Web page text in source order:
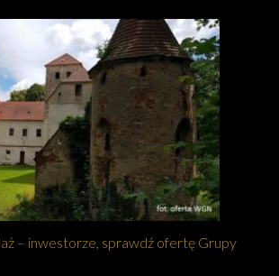
– inwestorze, sprawdź ofertę Grupy